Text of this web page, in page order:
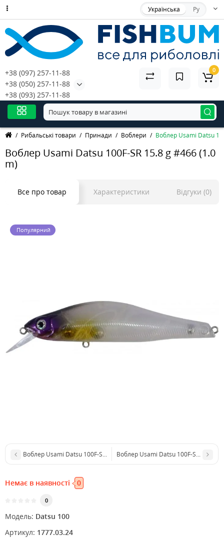
Українська Ру
+38 (097) 257-11-88
+38 (050) 257-11-88
+38 (093) 257-11-88
0
Рибальські товари Принади Воблери Воблер Usami Datsu
Воблер Usami Datsu 100F-SR 15.8 g #466 (1.0
m)
Все про товар Характеристики Відгуки (0)
Популярний
Воблер Usami Datsu 100F-SR 15.8 g #450 (1.0 m)Воблер Usami Datsu 100F-SR 15.8 g
Немає в наявності 0
0
Модель: Datsu 100
Артикул: 1777.03.24